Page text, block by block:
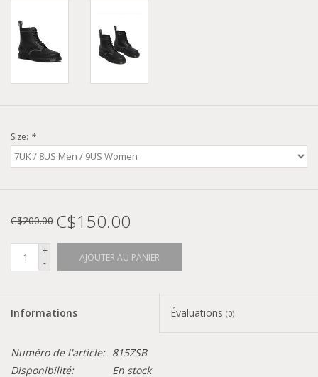
Size: *
C$200.00 C$150.00
+
-
AJOUTER AU PANIER
Informations Évaluations (0)
Numéro de l'article: 815ZSB
Disponibilité:
En stock